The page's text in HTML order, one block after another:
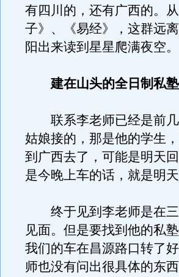
有四川的，还有广西的。
子》、《易经》，这群远
阳出来读到星星爬满夜空。
建在山头的全日制私塾
联系李老师已经是前几
姑娘接的，那是他的学生
到广西去了，可能是明天
是今晚上车的话，就是明
终于见到李老师是在三
见面。但是要找到他的私
我们的车在昌源路口转了
师也没有问出很具体的东